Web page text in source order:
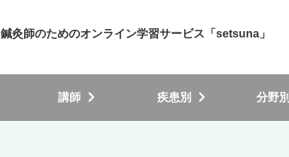
鍼灸師のためのオンライン学習サービス「setsuna」
講師 疾患別 分野別